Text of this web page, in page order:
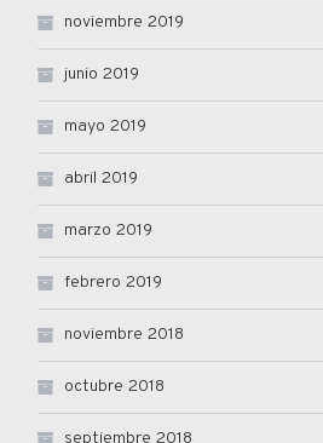
noviembre 2019
junio 2019
mayo 2019
abril 2019
marzo 2019
febrero 2019
noviembre 2018
octubre 2018
septiembre 2018